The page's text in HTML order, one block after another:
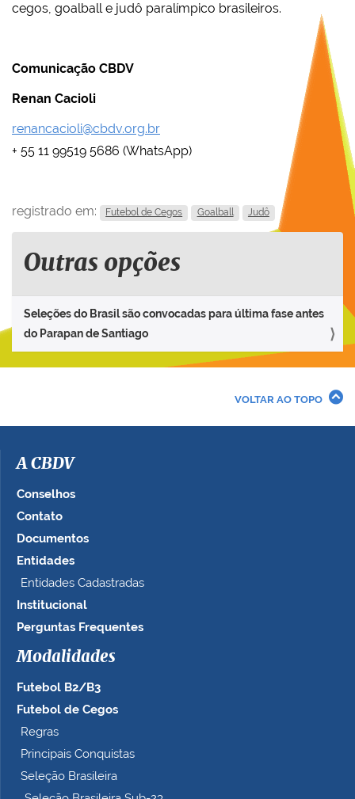
cegos, goalball e judô paralímpico brasileiros.
Comunicação CBDV
Renan Cacioli
renancacioli@cbdv.org.br
+ 55 11 99519 5686 (WhatsApp)
registrado em: Futebol de Cegos Goalball Judô
Outras opções
Seleções do Brasil são convocadas para última fase antes
do Parapan de Santiago
VOLTAR AO TOPO
A CBDV
Conselhos
Contato
Documentos
Entidades
Entidades Cadastradas
Institucional
Perguntas Frequentes
Modalidades
Futebol B2/B3
Futebol de Cegos
Regras
Principais Conquistas
Seleção Brasileira